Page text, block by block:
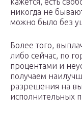
никогда не
можно было без
Более того,
либо сейчас, по
процентами и
получаем
разрешения на
исполнительных